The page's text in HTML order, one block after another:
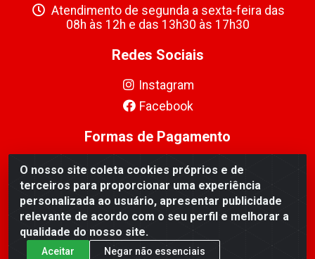
O nosso site coleta cookies próprios e de
terceiros para proporcionar uma experiência
personalizada ao usuário, apresentar publicidade
relevante de acordo com o seu perfil e melhorar a
qualidade do nosso site.
Aceitar Negar não essenciais
Atendimento de segunda a sexta-feira das
08h às 12h e das 13h30 às 17h30
Redes Sociais
Instagram
Facebook
Formas de Pagamento
Ricopeças Comércio de componentes Eletrônicos Ltda -
Rua Alicio Francisco Mafra, 968 - Jardim Taroba,
Cambé/PR - CEP 86.191-390 - CNPJ 06.241.208/0001-